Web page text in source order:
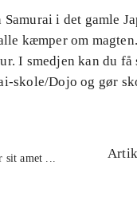
i det gamle
kæmper om
I smedjen kan du
skole/Dojo og gør
sit amet ...